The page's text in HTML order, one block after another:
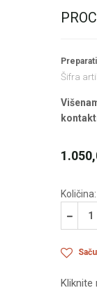
Šifra
Količina:
Kliknite